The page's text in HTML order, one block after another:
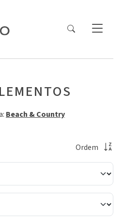
Beach & Country
Ordem